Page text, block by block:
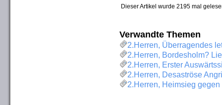
Dieser Artikel wurde 2195 mal
Verwandte Themen
2.Herren, Überragendes
2.Herren, Bordesholm?
2.Herren, Erster
2.Herren, Desaströse
2.Herren, Heimsieg